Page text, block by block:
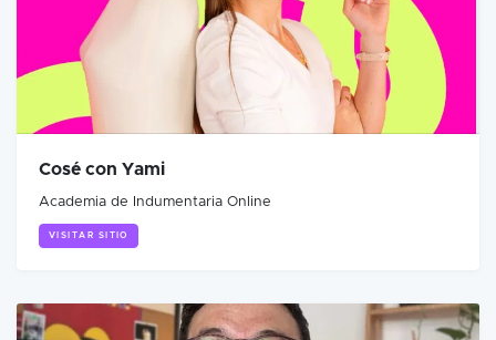
Cosé con Yami
Academia de Indumentaria Online
VISITAR SITIO